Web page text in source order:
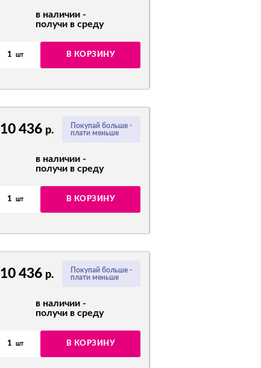
в наличии -
получи в среду
1 шт В КОРЗИНУ
Покупай больше -
плати меньше
10 436 р.
в наличии -
получи в среду
1 шт В КОРЗИНУ
Покупай больше -
плати меньше
10 436 р.
в наличии -
получи в среду
1 шт В КОРЗИНУ